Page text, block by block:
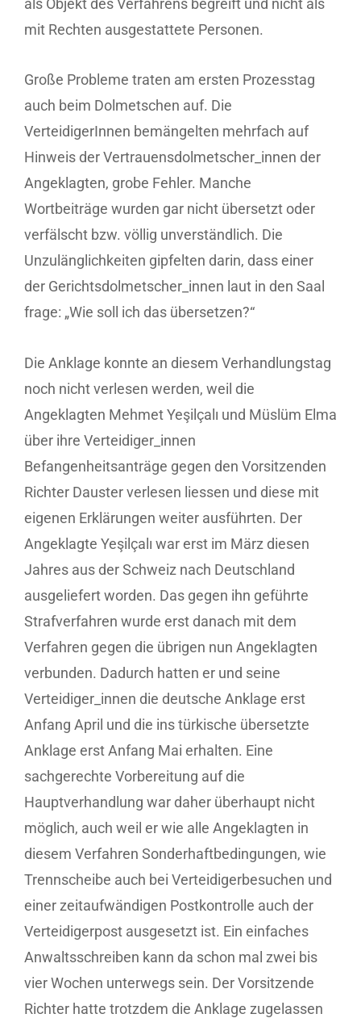
als Objekt des Verfahrens begreift und nicht als
mit Rechten ausgestattete Personen.
Große Probleme traten am ersten Prozesstag
auch beim Dolmetschen auf. Die
VerteidigerInnen bemängelten mehrfach auf
Hinweis der Vertrauensdolmetscher_innen der
Angeklagten, grobe Fehler. Manche
Wortbeiträge wurden gar nicht übersetzt oder
verfälscht bzw. völlig unverständlich. Die
Unzulänglichkeiten gipfelten darin, dass einer
der Gerichtsdolmetscher_innen laut in den Saal
frage: „Wie soll ich das übersetzen?“
Die Anklage konnte an diesem Verhandlungstag
noch nicht verlesen werden, weil die
Angeklagten Mehmet Yeşilçalı und Müslüm Elma
über ihre Verteidiger_innen
Befangenheitsanträge gegen den Vorsitzenden
Richter Dauster verlesen liessen und diese mit
eigenen Erklärungen weiter ausführten. Der
Angeklagte Yeşilçalı war erst im März diesen
Jahres aus der Schweiz nach Deutschland
ausgeliefert worden. Das gegen ihn geführte
Strafverfahren wurde erst danach mit dem
Verfahren gegen die übrigen nun Angeklagten
verbunden. Dadurch hatten er und seine
Verteidiger_innen die deutsche Anklage erst
Anfang April und die ins türkische übersetzte
Anklage erst Anfang Mai erhalten. Eine
sachgerechte Vorbereitung auf die
Hauptverhandlung war daher überhaupt nicht
möglich, auch weil er wie alle Angeklagten in
diesem Verfahren Sonderhaftbedingungen, wie
Trennscheibe auch bei Verteidigerbesuchen und
einer zeitaufwändigen Postkontrolle auch der
Verteidigerpost ausgesetzt ist. Ein einfaches
Anwaltsschreiben kann da schon mal zwei bis
vier Wochen unterwegs sein. Der Vorsitzende
Richter hatte trotzdem die Anklage zugelassen